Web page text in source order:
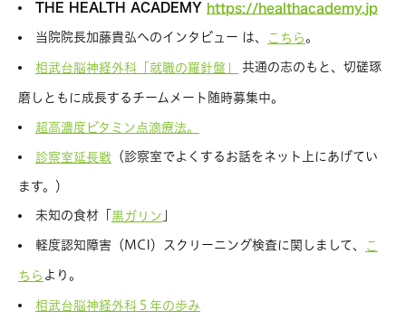
THE HEALTH ACADEMY https://healthacademy.jp
当院院長加藤貴弘へのインタビュー は、 こちら 。
相武台脳神経外科「就職の羅針盤」 共通の志のもと、切磋琢
磨しともに成長するチームメート随時募集中。
超高濃度ビタミン点滴療法。
診察室延長戦 （診察室でよくするお話をネット上にあげてい
ます。）
未知の食材「 黒ガリン 」
軽度認知障害（MCI）スクリーニング検査に関しまして、 こ
ちら より。
相武台脳神経外科５年の歩み